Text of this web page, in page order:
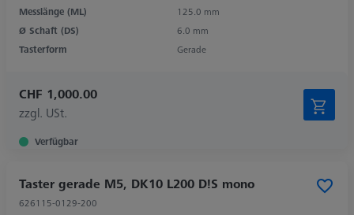
Messlänge (ML)
125.0 mm
Ø Schaft (DS)
6.0 mm
Tasterform
Gerade
CHF 1,000.00
zzgl. USt.
Verfügbar
Taster gerade M5, DK10 L200 D!S mono
626115-0129-200